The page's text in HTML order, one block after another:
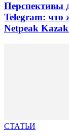
Перспективы
Telegram: что
Netpeak
СТАТЬИ